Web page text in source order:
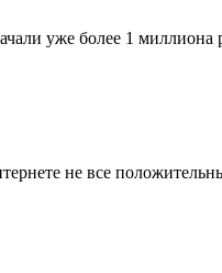
уже более 1 миллиона
не все